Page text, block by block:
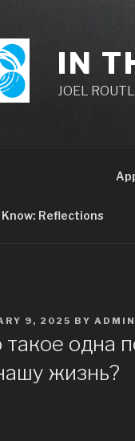
IN
JOEL
Know: Reflections
9, 2025 BY ADMIN
такое одна
жизнь?